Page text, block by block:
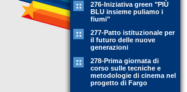
276-Iniziativa green "PIÙ
BLU insieme puliamo i
fiumi"
277-Patto istituzionale per
il futuro delle nuove
generazioni
278-Prima giornata di
corso sulle tecniche e
metodologie di cinema nel
progetto di Fargo